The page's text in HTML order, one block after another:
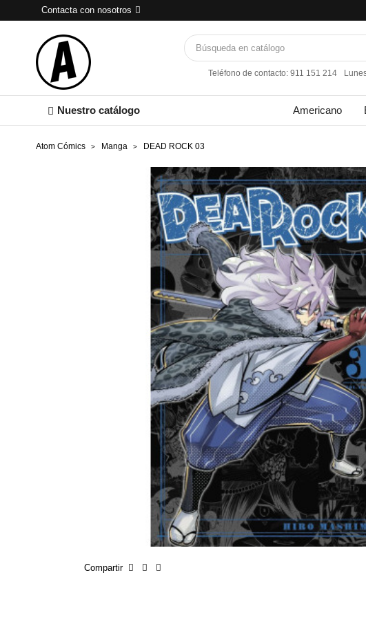
Contacta con nosotros
Teléfono de contacto: 911 151 214
Nuestro catálogo Americano
Atom Cómics Manga DEAD ROCK 03
Compartir